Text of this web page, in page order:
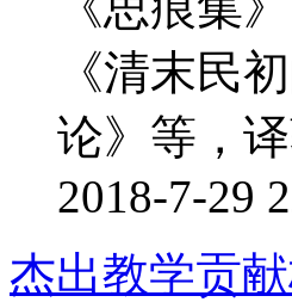
《清末民
论》等，
2018-7-29
杰出教学贡